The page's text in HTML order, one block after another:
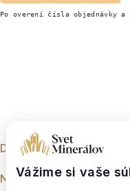
Po overení čísla objednávky
Dokumenty
Nakupovanie
Vážime si vaše